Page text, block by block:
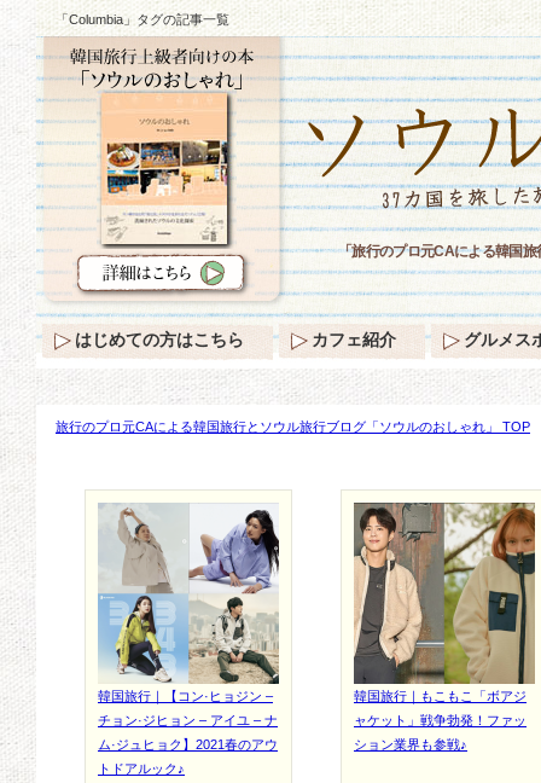
「Columbia」タグの記事一覧
旅行のプロ元CAによる韓国旅行とソウル旅行ブログ「ソウルのおしゃれ」 TOP
韓国旅行｜【コン·ヒョジン –
チョン·ジヒョン – アイユ – ナ
ム·ジュヒョク】2021春のアウ
トドアルック♪
韓国旅行｜もこもこ「ボアジ
ャケット」戦争勃発！ファッ
ション業界も参戦♪
「旅行のプロ元CAによる韓国
はじめての方はこちら カフェ紹介 グルメス